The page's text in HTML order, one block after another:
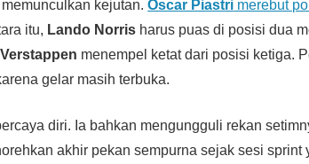
kejutan.Oscar Piastri merebut
itu, Lando Norris harus puas di posisi dua
menempel ketat dari posisi ketiga.
gelar masih terbuka.
diri. Ia bahkan mengungguli rekan
akhir pekan sempurna sejak sesi sprint